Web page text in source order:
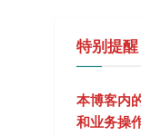
特别提醒
本博客内
和业务操